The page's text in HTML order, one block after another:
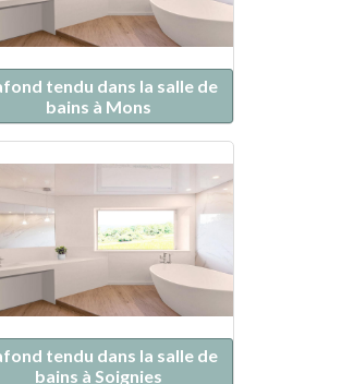
tendu dans la salle de
bains à Mons
tendu dans la salle de
bains à Soignies